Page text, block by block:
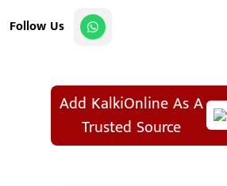
Follow Us
Add KalkiOnline As A
Trusted Source